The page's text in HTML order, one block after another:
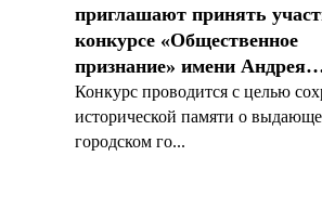
приглашают принять
конкурсе «Общественное
признание» имени
Конкурс проводится с целью
исторической памяти о
городском го...